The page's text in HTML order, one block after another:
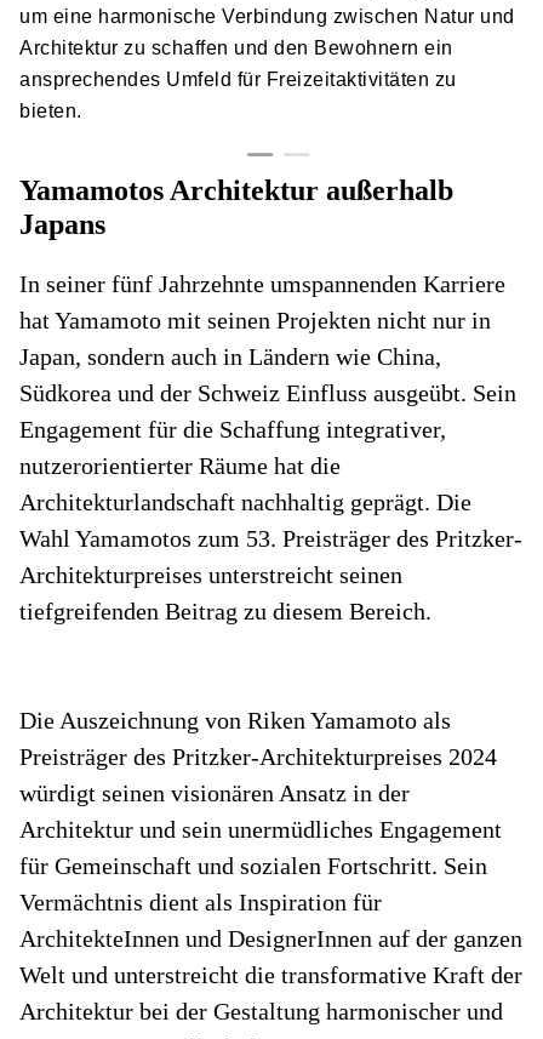
um eine harmonische Verbindung zwischen Natur und
Architektur zu schaffen und den Bewohnern ein
ansprechendes Umfeld für Freizeitaktivitäten zu
bieten.
Yamamotos Architektur außerhalb
Japans
In seiner fünf Jahrzehnte umspannenden Karriere
hat Yamamoto mit seinen Projekten nicht nur in
Japan, sondern auch in Ländern wie China,
Südkorea und der Schweiz Einfluss ausgeübt. Sein
Engagement für die Schaffung integrativer,
nutzerorientierter Räume hat die
Architekturlandschaft nachhaltig geprägt. Die
Wahl Yamamotos zum 53. Preisträger des Pritzker-
Architekturpreises unterstreicht seinen
tiefgreifenden Beitrag zu diesem Bereich.
Die Auszeichnung von Riken Yamamoto als
Preisträger des Pritzker-Architekturpreises 2024
würdigt seinen visionären Ansatz in der
Architektur und sein unermüdliches Engagement
für Gemeinschaft und sozialen Fortschritt. Sein
Vermächtnis dient als Inspiration für
ArchitekteInnen und DesignerInnen auf der ganzen
Welt und unterstreicht die transformative Kraft der
Architektur bei der Gestaltung harmonischer und